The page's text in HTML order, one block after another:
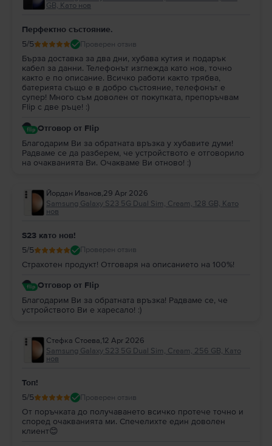
GB, Като нов
Перфектно състояние.
5/5 Проверен отзив
Бърза доставка за два дни, хубава кутия и подарък
кабел за данни. Телефонът изглежда като нов, точно
както е по описание. Всичко работи както трябва,
батерията също е в добро състояние, телефонът е
супер! Много съм доволен от покупката, препоръчвам
Flip с две ръце! :)
Отговор от Flip
Благодарим Ви за обратната връзка у хубавите думи!
Радваме се да разберем, че устройството е отговорило
на очакванията Ви. Очакваме Ви отново! :)
Йордан Иванов,29 Apr 2026
Samsung Galaxy S23 5G Dual Sim, Cream, 128 GB, Като
нов
S23 като нов!
5/5 Проверен отзив
Страхотен продукт! Отговаря на описанието на 100%!
Отговор от Flip
Благодарим Ви за обратната връзка! Радваме се, че
устройството Ви е харесало! :)
Стефка Стоева,12 Apr 2026
Samsung Galaxy S23 5G Dual Sim, Cream, 256 GB, Като
нов
Топ!
5/5 Проверен отзив
От поръчката до получаването всичко протече точно и
според очакванията ми. Спечелихте един доволен
клиент😊